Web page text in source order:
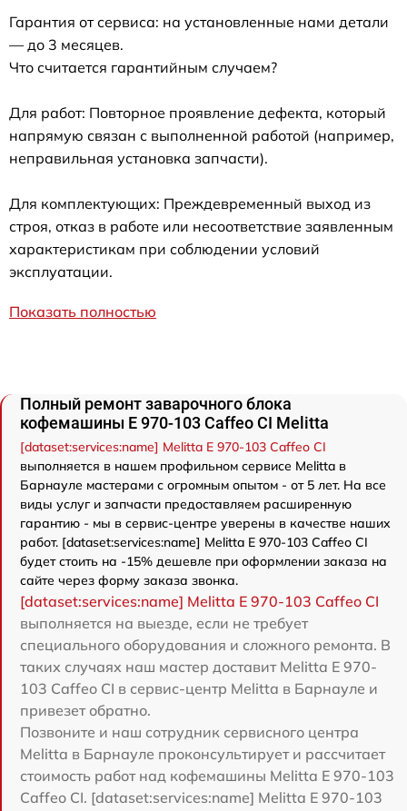
Гарантия от сервиса: на установленные нами детали
— до 3 месяцев.
Что считается гарантийным случаем?
Для работ: Повторное проявление дефекта, который
напрямую связан с выполненной работой (например,
неправильная установка запчасти).
Для комплектующих: Преждевременный выход из
строя, отказ в работе или несоответствие заявленным
характеристикам при соблюдении условий
эксплуатации.
Показать полностью
Полный ремонт заварочного блока
кофемашины Е 970-103 Caffeo CI Melitta
[dataset:services:name] Melitta Е 970-103 Caffeo CI
выполняется в нашем профильном сервисе Melitta в
Барнауле мастерами с огромным опытом - от 5 лет. На все
виды услуг и запчасти предоставляем расширенную
гарантию - мы в сервис-центре уверены в качестве наших
работ. [dataset:services:name] Melitta Е 970-103 Caffeo CI
будет стоить на -15% дешевле при оформлении заказа на
сайте через форму заказа звонка.
[dataset:services:name] Melitta Е 970-103 Caffeo CI
выполняется на выезде, если не требует
специального оборудования и сложного ремонта. В
таких случаях наш мастер доставит Melitta Е 970-
103 Caffeo CI в сервис-центр Melitta в Барнауле и
привезет обратно.
Позвоните и наш сотрудник сервисного центра
Melitta в Барнауле проконсультирует и рассчитает
стоимость работ над кофемашины Melitta Е 970-103
Caffeo CI. [dataset:services:name] Melitta Е 970-103